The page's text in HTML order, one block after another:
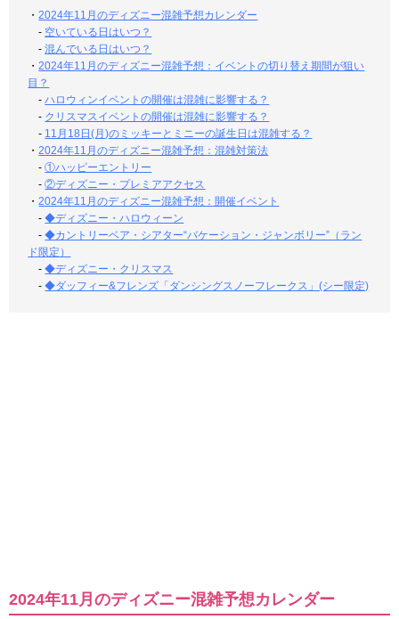
・2024年11月のディズニー混雑予想カレンダー
- 空いている日はいつ？
-混んでいる日はいつ？
・2024年11月のディズニー混雑予想：イベントの切り替え期間が狙い
目？
-ハロウィンイベントの開催は混雑に影響する？
- クリスマスイベントの開催は混雑に影響する？
- 11月18日(月)のミッキーとミニーの誕生日は混雑する？
・2024年11月のディズニー混雑予想：混雑対策法
-①ハッピーエントリー
-②ディズニー・プレミアアクセス
・2024年11月のディズニー混雑予想：開催イベント
-◆ディズニー・ハロウィーン
-◆カントリーベア・シアター“バケーション・ジャンボリー”（ラン
ド限定）
-◆ディズニー・クリスマス
-◆ダッフィー&フレンズ「ダンシングスノーフレークス」(シー限定)
2024年11月のディズニー混雑予想カレンダー